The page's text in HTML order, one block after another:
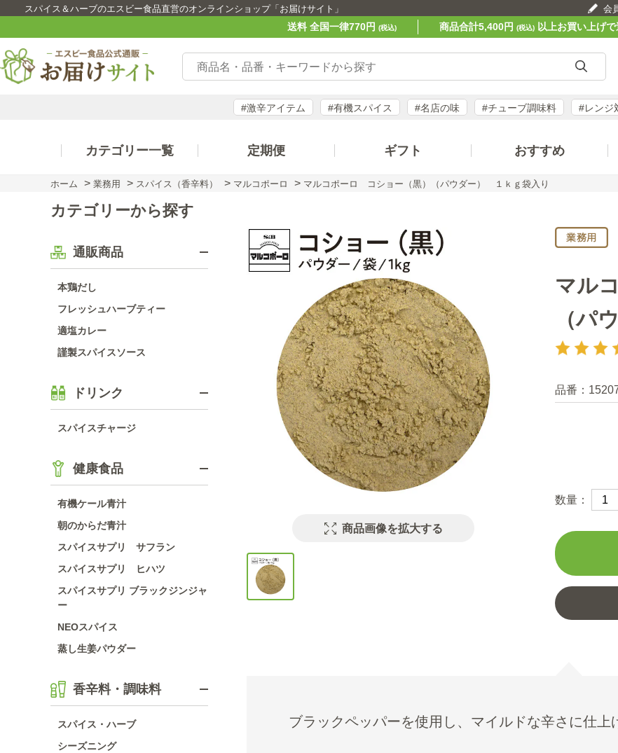
スパイス＆ハーブのエスビー食品直営のオンラインショップ「お届けサイト」 会
送料 全国一律770円 (税込) 商品合計5,400円 (税込)以上お買い上げで
#激辛アイテム #有機スパイス #名店の味 #チューブ調味料 #レンジ
カテゴリー一覧 定期便 ギフト おすすめ
ホーム > 業務用 > スパイス（香辛料） > マルコポーロ > マルコポーロ コショー（黒）（パウダー） １ｋｇ袋入り
カテゴリーから探す
通販商品
本鶏だし
フレッシュハーブティー
適塩カレー
謹製スパイスソース
ドリンク
スパイスチャージ
健康食品
有機ケール青汁
朝のからだ青汁
スパイスサプリ サフラン
スパイスサプリ ヒハツ
スパイスサプリ ブラックジンジャ
ー
NEOスパイス
蒸し生姜パウダー
香辛料・調味料
スパイス・ハーブ
シーズニング
商品画像を拡大する
マル
（パ
品番：
数量：
ブラックペッパーを使用し、マイルドな辛さに仕上